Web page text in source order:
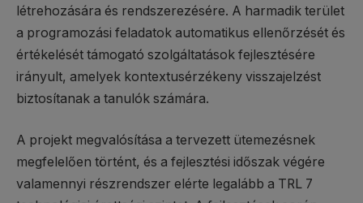
létrehozására és rendszerezésére. A harmadik terület
a programozási feladatok automatikus ellenőrzését és
értékelését támogató szolgáltatások fejlesztésére
irányult, amelyek kontextusérzékeny visszajelzést
biztosítanak a tanulók számára.
A projekt megvalósítása a tervezett ütemezésnek
megfelelően történt, és a fejlesztési időszak végére
valamennyi részrendszer elérte legalább a TRL 7